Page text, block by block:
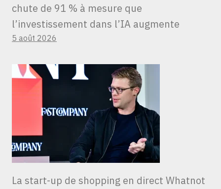
chute de 91 % à mesure que
l’investissement dans l’IA augmente
5 août 2026
La start-up de shopping en direct Whatnot